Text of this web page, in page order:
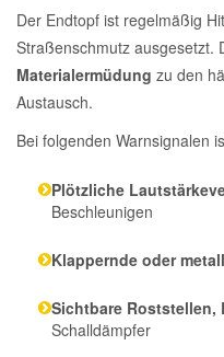
Der Endtopf ist regelmäßig
Straßenschmutz ausgesetzt.
Materialermüdung zu den
Austausch.
Bei folgenden Warnsignalen
Plötzliche
Beschleunigen
Klappernde oder
Sichtbare
Schalldämpfer